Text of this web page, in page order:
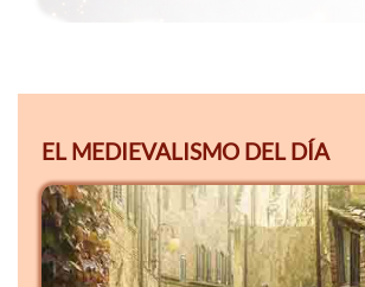
EL MEDIEVALISMO DEL DÍA